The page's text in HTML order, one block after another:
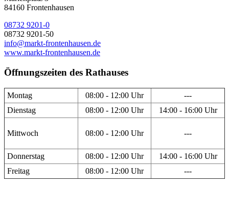
84160 Frontenhausen
08732 9201-0
08732 9201-50
info@markt-frontenhausen.de
www.markt-frontenhausen.de
Öffnungszeiten des Rathauses
Montag 08:00 - 12:00 Uhr
---
Dienstag
08:00 - 12:00 Uhr 14:00 - 16:00 Uhr
Mittwoch 08:00 - 12:00 Uhr ---
Donnerstag 08:00 - 12:00 Uhr
14:00 - 16:00 Uhr
Freitag
08:00 - 12:00 Uhr ---